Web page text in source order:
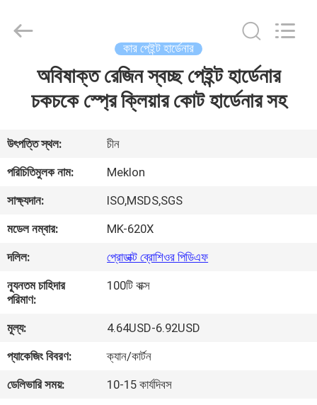
ভিডিও
আমাদের
সম্পর্কে
কারখানা
ভ্রমণ
মান
নিয়ন্ত্রণ
Technology
কার পেইন্ট হার্ডেনার
অবিষাক্ত রেজিন স্বচ্ছ পেইন্ট হার্ডেনার
চকচকে স্প্রে ক্লিয়ার কোট হার্ডেনার সহ
উৎপত্তি স্থল:
চীন
পরিচিতিমুলক নাম:
Meklon
সাক্ষ্যদান:
ISO,MSDS,SGS
মডেল নম্বার:
MK-620X
দলিল:
প্রোডাক্ট ব্রোশিওর পিডিএফ
ন্যূনতম চাহিদার
পরিমাণ:
100টি বাক্স
মূল্য:
4.64USD-6.92USD
প্যাকেজিং বিবরণ:
ক্যান/কার্টন
ডেলিভারি সময়:
10-15 কার্যদিবস